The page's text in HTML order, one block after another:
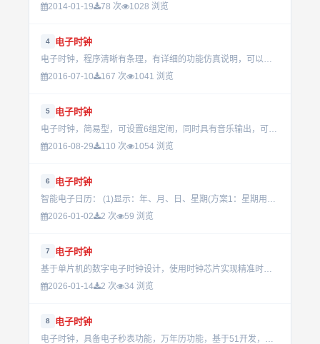
2014-01-19
78 次 1028 浏览
4 电子时钟
电子时钟，程序清晰有条理，有详细的功能仿真说明，可以一看。...
2016-07-10
167 次 1041 浏览
5 电子时钟
电子时钟，简易型，可设置6组定闹，同时具有音乐输出，可不用外加音乐声片。...
2016-08-29
110 次 1054 浏览
6 电子时钟
智能电子日历： (1)显示：年、月、日、星期(方案1：星期用7个指示灯指示，方案2：分两屏显示，方案3：分三屏显示，方案4：分四屏显示)。 (2)闰年自动判别。 (3)五路定日输出，...
2026-01-02
2 次 59 浏览
7 电子时钟
基于单片机的数字电子时钟设计，使用时钟芯片实现精准时间设定与计时功能，并通过LCD1602显示屏实时显示时间信息。适用于嵌入式开发与电子项目实践。...
2026-01-14
2 次 34 浏览
8 电子时钟
电子时钟，具备电子秒表功能，万年历功能，基于51开发，实验通过...